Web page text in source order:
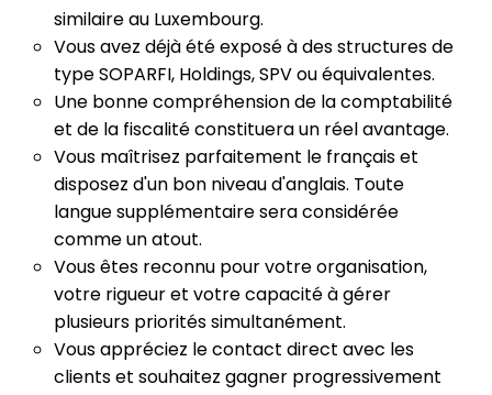
similaire au Luxembourg.
Vous avez déjà été exposé à des structures de
type SOPARFI, Holdings, SPV ou équivalentes.
Une bonne compréhension de la comptabilité
et de la fiscalité constituera un réel avantage.
Vous maîtrisez parfaitement le français et
disposez d'un bon niveau d'anglais. Toute
langue supplémentaire sera considérée
comme un atout.
Vous êtes reconnu pour votre organisation,
votre rigueur et votre capacité à gérer
plusieurs priorités simultanément.
Vous appréciez le contact direct avec les
clients et souhaitez gagner progressivement